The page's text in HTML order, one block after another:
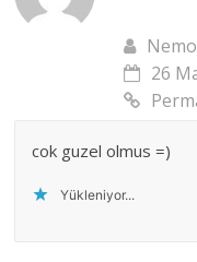
26
cok guzel olmus =)
Yükleniyor...